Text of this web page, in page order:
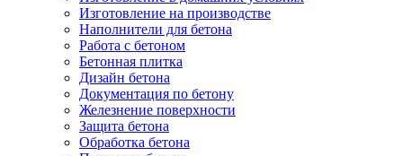
Изготовление на производстве
Наполнители для бетона
Работа с бетоном
Бетонная плитка
Дизайн бетона
Документация по бетону
Железнение поверхности
Защита бетона
Обработка бетона